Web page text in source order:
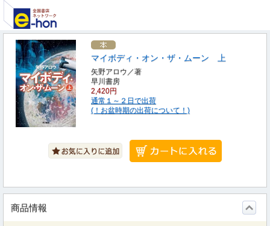
マイボディ・オン・ザ・ムーン 上
矢野アロウ／著
早川書房
2,420円
通常１～２日で出荷
(！お盆時期の出荷について！)
商品情報